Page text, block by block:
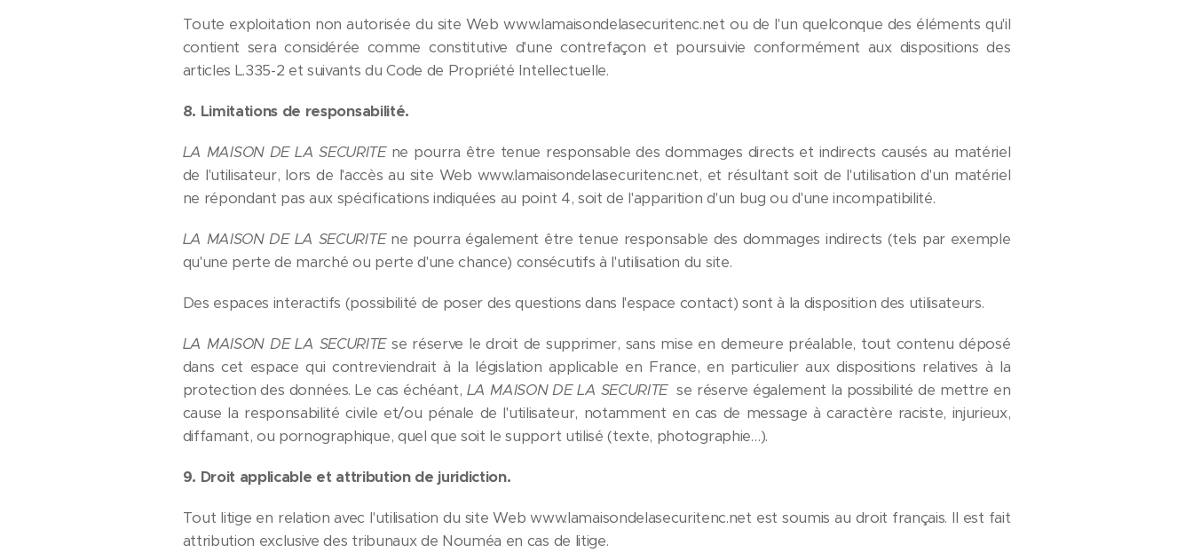
Toute exploitation non autorisée du site Web www.lamaisondelasecuritenc.net ou de l'un quelconque des éléments qu'il
contient sera considérée comme constitutive d'une contrefaçon et poursuivie conformément aux dispositions des
articles L.335-2 et suivants du Code de Propriété Intellectuelle.
8. Limitations de responsabilité.
LA MAISON DE LA SECURITE ne pourra être tenue responsable des dommages directs et indirects causés au matériel
de l'utilisateur, lors de l'accès au site Web www.lamaisondelasecuritenc.net, et résultant soit de l'utilisation d'un matériel
ne répondant pas aux spécifications indiquées au point 4, soit de l'apparition d'un bug ou d'une incompatibilité.
LA MAISON DE LA SECURITEne pourra également être tenue responsable des dommages indirects (tels par exemple
qu'une perte de marché ou perte d'une chance) consécutifs à l'utilisation du site.
Des espaces interactifs (possibilité de poser des questions dans l'espace contact) sont à la disposition des utilisateurs.
LA MAISON DE LA SECURITEse réserve le droit de supprimer, sans mise en demeure préalable, tout contenu déposé
dans cet espace qui contreviendrait à la législation applicable en France, en particulier aux dispositions relatives à la
protection des données. Le cas échéant, LA MAISON DE LA SECURITE se réserve également la possibilité de mettre en
cause la responsabilité civile et/ou pénale de l'utilisateur, notamment en cas de message à caractère raciste, injurieux,
diffamant, ou pornographique, quel que soit le support utilisé (texte, photographie…).
9. Droit applicable et attribution de juridiction.
Tout litige en relation avec l'utilisation du site Web www.lamaisondelasecuritenc.net est soumis au droit français. Il est fait
attribution exclusive des tribunaux de Nouméa en cas de litige.